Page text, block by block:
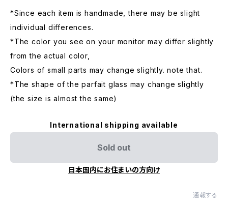
*Since each item is handmade, there may be slight
individual differences.
*The color you see on your monitor may differ slightly
from the actual color,
Colors of small parts may change slightly. note that.
*The shape of the parfait glass may change slightly
(the size is almost the same)
International shipping available
Sold out
日本国内にお住まいの方向け
通報する